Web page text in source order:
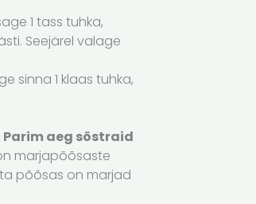
1 tass tuhka,
Seejärel valage
sinna 1 klaas tuhka,
Parim aeg sõstraid
marjapõõsaste
põõsas on marjad